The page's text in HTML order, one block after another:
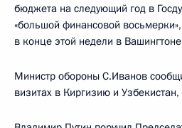
бюджета на следующий год в
«большой финансовой восьмерки»,
в конце этой недели в
Министр обороны С.Иванов
визитах в Киргизию и